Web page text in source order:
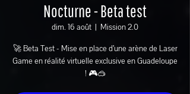
Nocturne - Beta test
dim. 16 août
  |
Mission 2.0
🚀 Beta Test - Mise en place d’une arène de Laser
Game en réalité virtuelle exclusive en Guadeloupe
! 🎮🥽